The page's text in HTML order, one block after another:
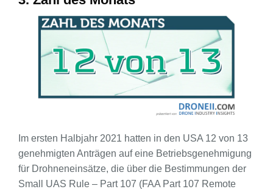
Im ersten Halbjahr 2021 hatten in den USA 12 von 13
genehmigten Anträgen auf eine Betriebsgenehmigung
für Drohneneinsätze, die über die Bestimmungen der
Small UAS Rule – Part 107 (FAA Part 107 Remote